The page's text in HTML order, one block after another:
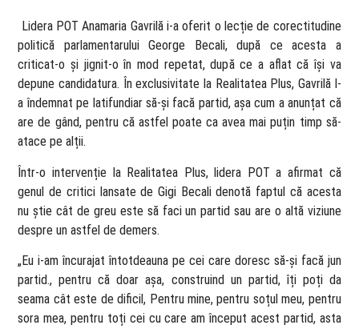
​ Lidera POT Anamaria Gavrilă i-a oferit o lecție de corectitudine
politică parlamentarului George Becali, după ce acesta a
criticat-o și jignit-o în mod repetat, după ce a aflat că își va
depune candidatura. În exclusivitate la Realitatea Plus, Gavrilă l-
a îndemnat pe latifundiar să-și facă partid, așa cum a anunțat că
are de gând, pentru că astfel poate ca avea mai puțin timp să-
atace pe alții.
Într-o intervenție la Realitatea Plus, lidera POT a afirmat că
genul de critici lansate de Gigi Becali denotă faptul că acesta
nu știe cât de greu este să faci un partid sau are o altă viziune
despre un astfel de demers.
„Eu i-am încurajat întotdeauna pe cei care doresc să-și facă jun
partid., pentru că doar așa, construind un partid, îți poți da
seama cât este de dificil, Pentru mine, pentru soțul meu, pentru
sora mea, pentru toți cei cu care am început acest partid, asta